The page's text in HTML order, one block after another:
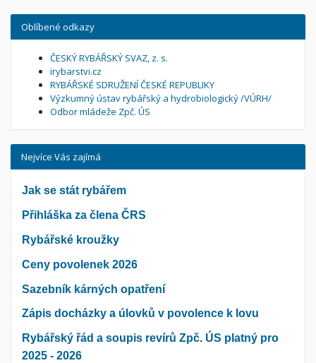
Oblíbené odkazy
ČESKÝ RYBÁŘSKÝ SVAZ, z. s.
irybarstvi.cz
RYBÁŘSKÉ SDRUŽENÍ ČESKÉ REPUBLIKY
Výzkumný ústav rybářský a hydrobiologický /VÚRH/
Odbor mládeže Zpč. ÚS
Nejvíce Vás zajímá
Jak se stát rybářem
Přihláška za člena ČRS
Rybářské kroužky
Ceny povolenek 2026
Sazebník kárných opatření
Zápis docházky a úlovků v povolence k lovu
Rybářský řád a soupis revírů Zpč. ÚS platný pro
2025 - 2026